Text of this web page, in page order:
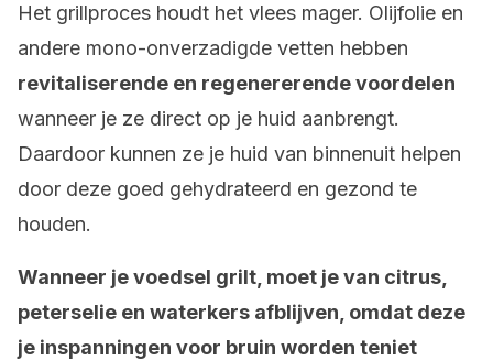
Het grillproces houdt het vlees mager. Olijfolie en
andere mono-onverzadigde vetten hebben
revitaliserende en regenererende voordelen
wanneer je ze direct op je huid aanbrengt.
Daardoor kunnen ze je huid van binnenuit helpen
door deze goed gehydrateerd en gezond te
houden.
Wanneer je voedsel grilt, moet je van citrus,
peterselie en waterkers afblijven, omdat deze
je inspanningen voor bruin worden teniet